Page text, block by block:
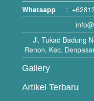
Whatsapp
:
Jl. Tukad Badung
Renon, Kec.
Gallery
Artikel Terbaru